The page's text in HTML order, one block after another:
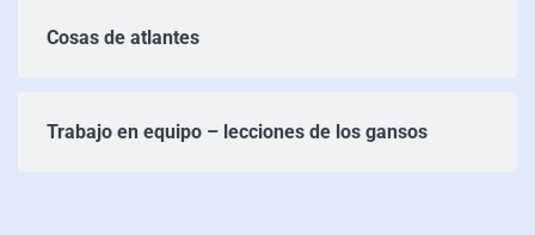
Cosas de atlantes
Trabajo en equipo – lecciones de los gansos